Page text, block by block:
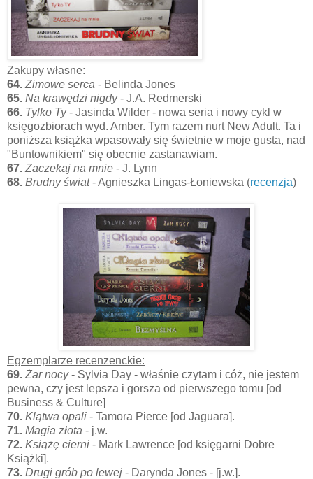
Zakupy własne:
64. Zimowe serca - Belinda Jones
65. Na krawędzi nigdy- J.A. Redmerski
66. Tylko Ty- Jasinda Wilder - nowa seria i nowy cykl w
księgozbiorach wyd. Amber. Tym razem nurt New Adult. Ta i
poniższa książka wpasowały się świetnie w moje gusta, nad
"Buntownikiem" się obecnie zastanawiam.
67. Zaczekaj na mnie - J. Lynn
68. Brudny świat- Agnieszka Lingas-Łoniewska (recenzja)
Egzemplarze recenzenckie:
69. Żar nocy- Sylvia Day - właśnie czytam i cóż, nie jestem
pewna, czy jest lepsza i gorsza od pierwszego tomu [od
Business & Culture]
70. Klątwa opali - Tamora Pierce [od Jaguara].
71. Magia złota - j.w.
72. Książę cierni - Mark Lawrence [od księgarni Dobre
Książki].
73. Drugi grób po lewej - Darynda Jones - [j.w.].